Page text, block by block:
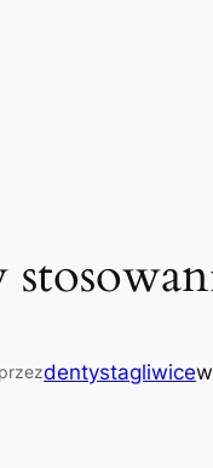
przezdentystagliwicew